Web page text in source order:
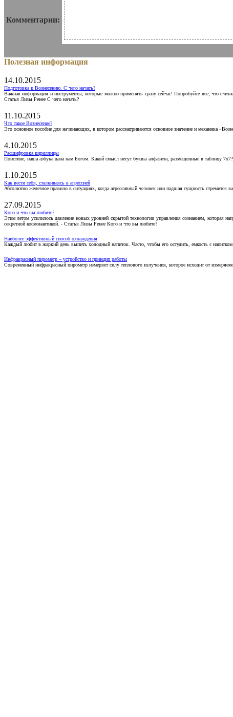
Комментарии:
Полезная информация
14.10.2015
Подготовка к Вознесению. С чего начать?
Важная информация и инструменты, которые можно применять сразу сейчас! Попробуйте все, что
Статья Лизы Ренее С чего начать?
11.10.2015
Что такое Вознесение?
Это основное пособие для начинающих, в котором рассматриваются основное значение и механика
4.10.2015
Расшифровка кириллицы
Поистине, наша азбука дана нам Богом. Какой смысл несут буквы алфавита, размещенные в таблицу 7х7?
1.10.2015
Как вести себя, сталкиваясь в агрессией
Абсолютно железное правило в ситуациях, когда агрессивный человек или падшая сущность стремится
27.09.2015
Кого и что вы любите?
Этим летом усилилось давление новых уровней скрытой технологии управления сознанием, которая
секретной космонавтикой. - Статья Лизы Ренее Кого и что вы любите?
Наиболее эффективный способ охлаждения
Каждый любит в жаркий день выпить холодный напиток. Часто, чтобы его остудить, емкость с
Инфракрасный пирометр – устройство и принцип работы
Современный инфракрасный пирометр измеряет силу теплового излучения, которое исходит от